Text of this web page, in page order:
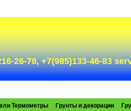
26-78, +7(985)133-46-83
Термометры Грунты и декорации